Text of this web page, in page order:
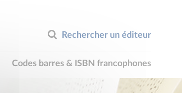
Rechercher un éditeur
Codes barres & ISBN francophones